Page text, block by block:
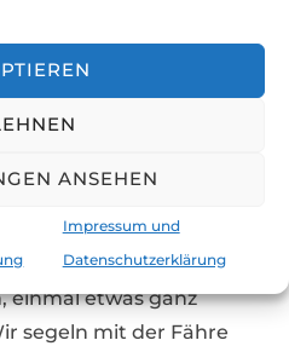
ANSEHEN
Impressum und
Datenschutzerklärung
am
Kommentare
einmal etwas ganz
segeln mit der Fähre